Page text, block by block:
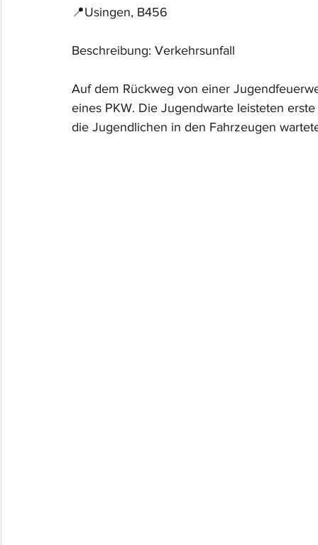
📍Usingen, B456
Beschreibung: Verkehrsunfall
Auf dem Rückweg von einer
eines PKW. Die Jugendwarte leisteten
die Jugendlichen in den Fahrzeugen